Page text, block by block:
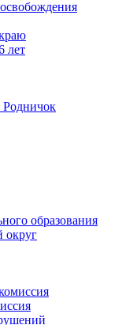
лет
Родничок
образования
округ